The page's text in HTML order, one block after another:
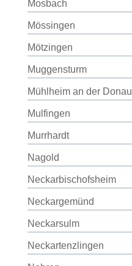
Mosbach
Mössingen
Mötzingen
Muggensturm
Mühlheim an der Donau
Mulfingen
Murrhardt
Nagold
Neckarbischofsheim
Neckargemünd
Neckarsulm
Neckartenzlingen